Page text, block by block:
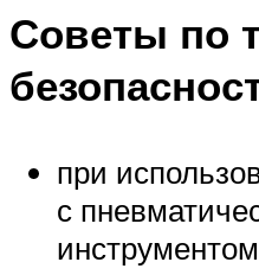
Советы по
при
с